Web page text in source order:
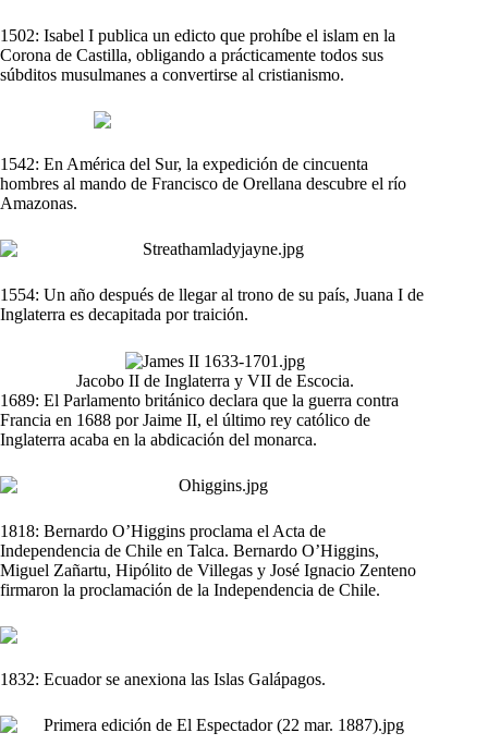
1502: Isabel I publica un edicto que prohíbe el islam en la
Corona de Castilla, obligando a prácticamente todos sus
súbditos musulmanes a convertirse al cristianismo.
1542: En América del Sur, la expedición de cincuenta
hombres al mando de Francisco de Orellana descubre el río
Amazonas.
1554: Un año después de llegar al trono de su país, Juana I de
Inglaterra es decapitada por traición.
Jacobo II de Inglaterra y VII de Escocia.
1689: El Parlamento británico declara que la guerra contra
Francia en 1688 por Jaime II, el último rey católico de
Inglaterra acaba en la abdicación del monarca.
1818: Bernardo O’Higgins proclama el Acta de
Independencia de Chile en Talca. Bernardo O’Higgins,
Miguel Zañartu, Hipólito de Villegas y José Ignacio Zenteno
firmaron la proclamación de la Independencia de Chile.
1832: Ecuador se anexiona las Islas Galápagos.